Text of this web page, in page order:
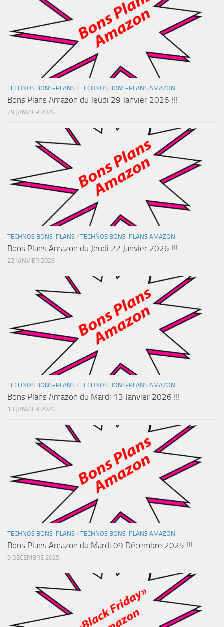
TECHNOS BONS-PLANS / TECHNOS BONS-PLANS AMAZON
Bons Plans Amazon du Jeudi 29 Janvier 2026 !!!
29 JANVIER 2026
TECHNOS BONS-PLANS / TECHNOS BONS-PLANS AMAZON
Bons Plans Amazon du Jeudi 22 Janvier 2026 !!!
22 JANVIER 2026
TECHNOS BONS-PLANS / TECHNOS BONS-PLANS AMAZON
Bons Plans Amazon du Mardi 13 Janvier 2026 !!!
13 JANVIER 2026
TECHNOS BONS-PLANS / TECHNOS BONS-PLANS AMAZON
Bons Plans Amazon du Mardi 09 Décembre 2025 !!!
9 DÉCEMBRE 2025